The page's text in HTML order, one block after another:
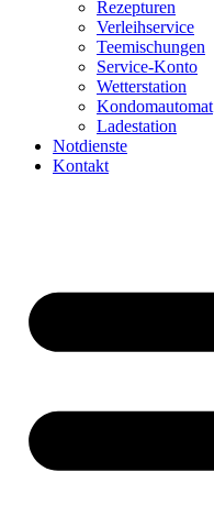
Rezepturen
Verleihservice
Teemischungen
Service-Konto
Wetterstation
Kondomautomat
Ladestation
Notdienste
Kontakt